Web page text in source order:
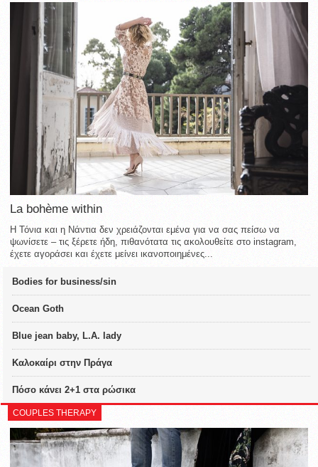
La bohème within
Η Τόνια και η Νάντια δεν χρειάζονται εμένα για να σας πείσω να
ψωνίσετε – τις ξέρετε ήδη, πιθανότατα τις ακολουθείτε στο instagram,
έχετε αγοράσει και έχετε μείνει ικανοποιημένες...
Bodies for business/sin
Ocean Goth
Blue jean baby, L.A. lady
Καλοκαίρι στην Πράγα
Πόσο κάνει 2+1 στα ρώσικα
COUPLES THERAPY